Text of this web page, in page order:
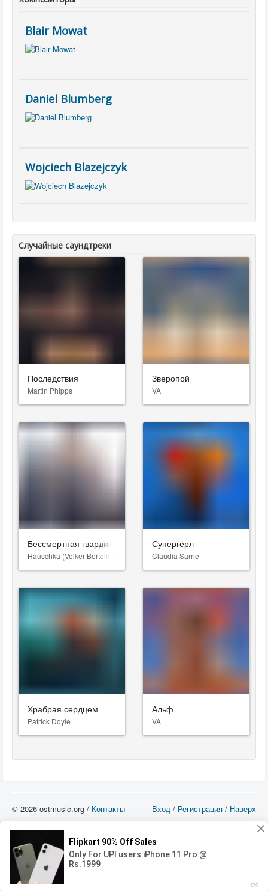
Blair Mowat
Daniel Blumberg
Wojciech Blazejczyk
Случайные саундтреки
Последствия
Martin Phipps
Зверопой
VA
Бессмертная гвардия
Hauschka (Volker Bertelmann)
Супергёрл
Claudia Sarne
Храбрая сердцем
Patrick Doyle
Альф
VA
Вход / Регистрация / Наверх
© 2026 ostmusic.org / Контакты
прав) и охраняются Законом «Об авторском праве и смежных правах». Вы
можете использовать такие материалы только в том в случае, если
использование производится с ознакомительными целями - для прочих целей
вы должны приобрести лицензионную запись.